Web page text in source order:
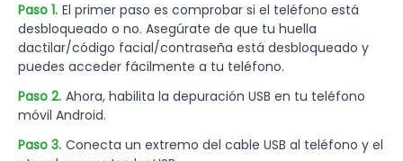
Paso 1. El primer paso es comprobar si el teléfono está
desbloqueado o no. Asegúrate de que tu huella
dactilar/código facial/contraseña está desbloqueado y
puedes acceder fácilmente a tu teléfono.
Paso 2. Ahora, habilita la depuración USB en tu teléfono
móvil Android.
Paso 3. Conecta un extremo del cable USB al teléfono y el